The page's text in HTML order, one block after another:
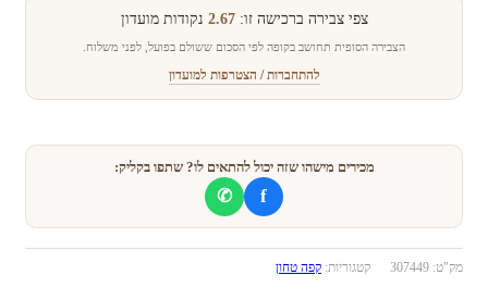
לבישול
צפי צבירה ברכישה זו:2.67נקודות מועדון
הצבירה הסופית תחושב בקופה לפי הסכום ששולם בפועל, לפני משלוח.
להתחברות / הצטרפות למועדון
מכירים מישהו שזה יכול להתאים לו? שתפו בקליק:
✆
מק"ט:307449 קטגוריות:קפה טחון